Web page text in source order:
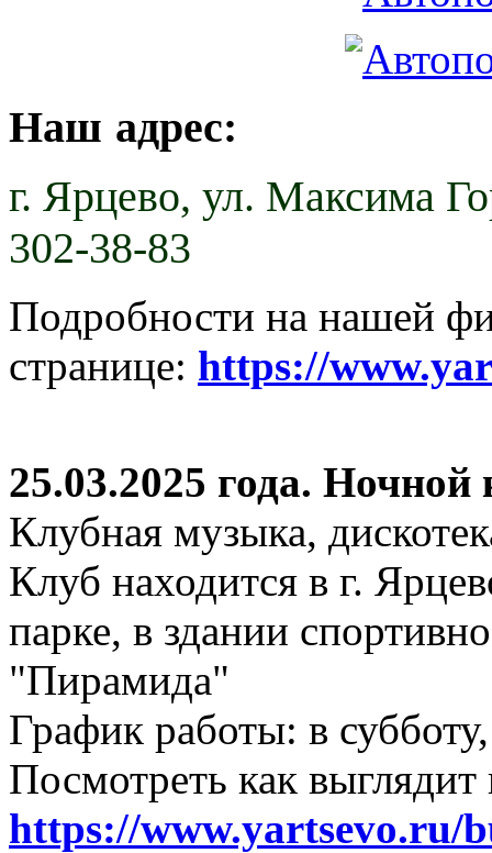
Наш адрес:
г. Ярцево, ул. Максима
302-38-83
Подробности на нашей
странице: https://
25.03.2025 года.
Клубная музыка,
Клуб находится в г.
парке, в здании
"Пирамида"
График работы: в
Посмотреть как
https://www.yartsevo.ru/